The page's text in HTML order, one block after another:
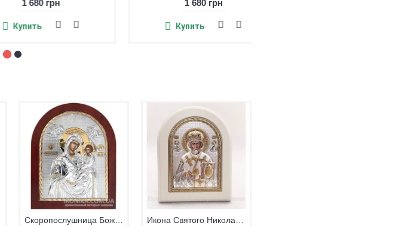
930 грн 1 680 грн
Скоропослушница Божия Матерь икона Икона Святого Николая Чудотворца